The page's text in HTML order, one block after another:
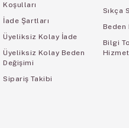
Koşulları
İade Şartları
Üyeliksiz Kolay İade
Üyeliksiz Kolay Beden
Değişimi
Sipariş Takibi
Sıkça
Beden
Bilgi